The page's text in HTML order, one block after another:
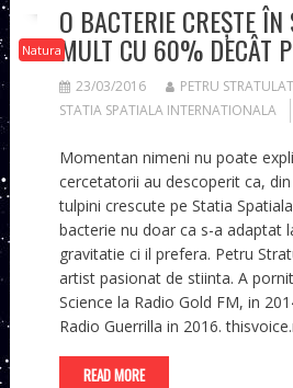
Natura
O BACTERIE CREȘTE
MULT CU 60% DECÂT
23/03/2016 PETRU STRATULAT
STATIA SPATIALA INTERNATIONALA
Momentan nimeni nu poate
cercetatorii au descoperit ca,
tulpini crescute pe Statia
bacterie nu doar ca s-a adaptat
gravitatie ci il prefera. Petru
artist pasionat de stiinta. A
Science la Radio Gold FM, in
Radio Guerrilla in 2016.
READ MORE